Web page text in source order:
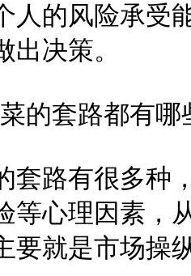
人的风险承受
决策。
的套路都有哪
套路有很多种
等心理因素，
要就是市场操